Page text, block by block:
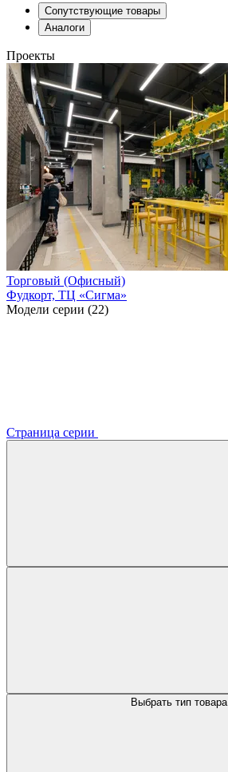
Сопутствующие товары
Аналоги
Проекты
Торговый (Офисный)
Фудкорт, ТЦ «Сигма»
Модели серии (22)
Страница серии
Выбрать тип товара